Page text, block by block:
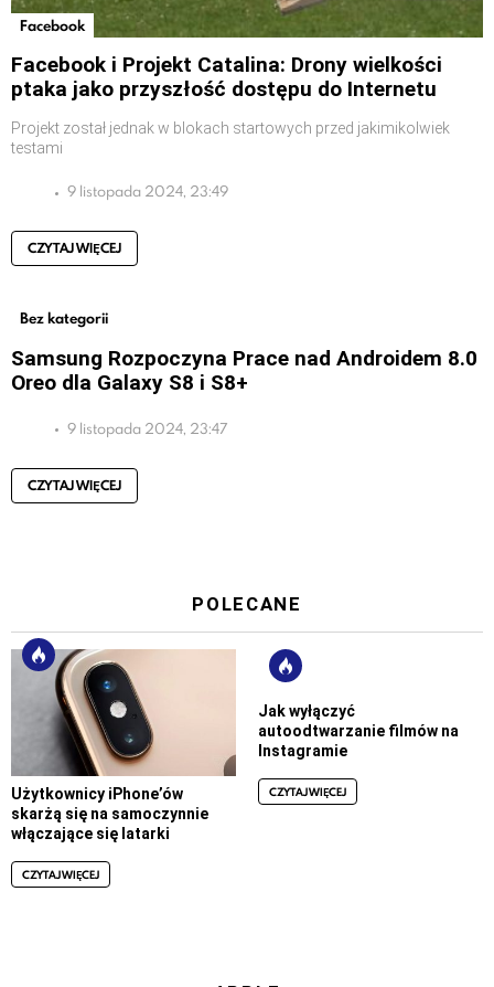
Facebook
Facebook i Projekt Catalina: Drony wielkości
ptaka jako przyszłość dostępu do Internetu
Projekt został jednak w blokach startowych przed jakimikolwiek
testami
9 listopada 2024, 23:49
CZYTAJ WIĘCEJ
Bez kategorii
Samsung Rozpoczyna Prace nad Androidem 8.0
Oreo dla Galaxy S8 i S8+
9 listopada 2024, 23:47
CZYTAJ WIĘCEJ
POLECANE
Użytkownicy iPhone’ów
skarżą się na samoczynnie
włączające się latarki
CZYTAJ WIĘCEJ
Jak wyłączyć
autoodtwarzanie filmów na
Instagramie
CZYTAJ WIĘCEJ